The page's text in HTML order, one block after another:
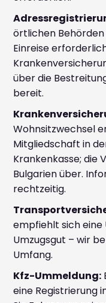
örtlichen
Einreise
über die
bereit.
Wohnsitzwechsel
Mitgliedschaft in
Krankenkasse; die
Bulgarien über.
rechtzeitig.
empfiehlt sich eine
Umzugsgut – wir
Umfang.
Kfz-Ummeldung:
eine Registrierung